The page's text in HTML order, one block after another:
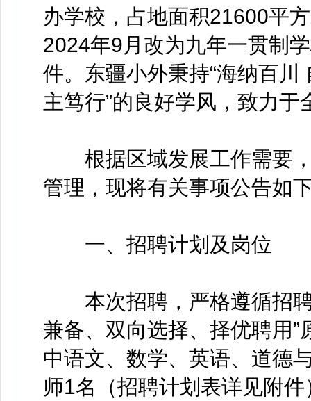
办学校，占地面积21600平
2024年9月改为九年一贯制
件。东疆小外秉持“海纳百川
主笃行”的良好学风，致力
根据区域发展工作需要，
管理，现将有关事项公告如
一、招聘计划及岗位
本次招聘，严格遵循招聘
兼备、双向选择、择优聘用
中语文、数学、英语、道德
师1名（招聘计划表详见附件